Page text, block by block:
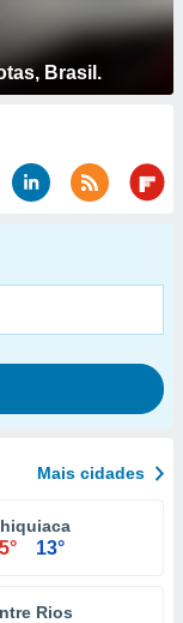
Brasil.
Mais cidades
13°
Rios